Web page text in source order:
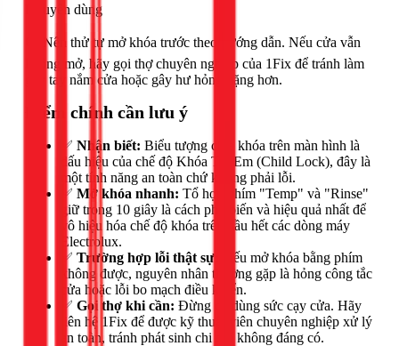
Khuyên dùng
🟢 Nên thử tự mở khóa trước theo hướng dẫn. Nếu cửa vẫn
không mở, hãy gọi thợ chuyên nghiệp của 1Fix để tránh làm
gãy tay nắm cửa hoặc gây hư hỏng nặng hơn.
Điểm chính cần lưu ý
✅ Nhận biết: Biểu tượng chìa khóa trên màn hình là
dấu hiệu của chế độ Khóa Trẻ Em (Child Lock), đây là
một tính năng an toàn chứ không phải lỗi.
✅ Mở khóa nhanh: Tổ hợp phím "Temp" và "Rinse"
giữ trong 10 giây là cách phổ biến và hiệu quả nhất để
vô hiệu hóa chế độ khóa trên hầu hết các dòng máy
Electrolux.
✅ Trường hợp lỗi thật sự:
Nếu mở khóa bằng phím
không được, nguyên nhân thường gặp là hỏng công tắc
cửa hoặc lỗi bo mạch điều khiển.
✅ Gọi thợ khi cần: Đừng cố dùng sức cạy cửa. Hãy
liên hệ 1Fix để được kỹ thuật viên chuyên nghiệp xử lý
an toàn, tránh phát sinh chi phí không đáng có.